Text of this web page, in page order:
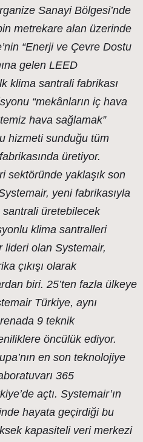
Sanayi Bölgesi’nde
metrekare alan üzerinde
“Enerji ve Çevre Dostu
gelen LEED
klima santrali fabrikası
“mekânların iç hava
hava sağlamak”
hizmeti sunduğu tüm
üretiyor.
sektöründe yaklaşık son
, yeni fabrikasıyla
santrali üretebilecek
klima santralleri
lideri olan Systemair,
çıkışı olarak
biri. 25’ten fazla ülkeye
Türkiye, aynı
9 teknik
öncülük ediyor.
en son teknolojiye
365
açtı. Systemair’ın
hayata geçirdiği bu
kapasiteli veri merkezi